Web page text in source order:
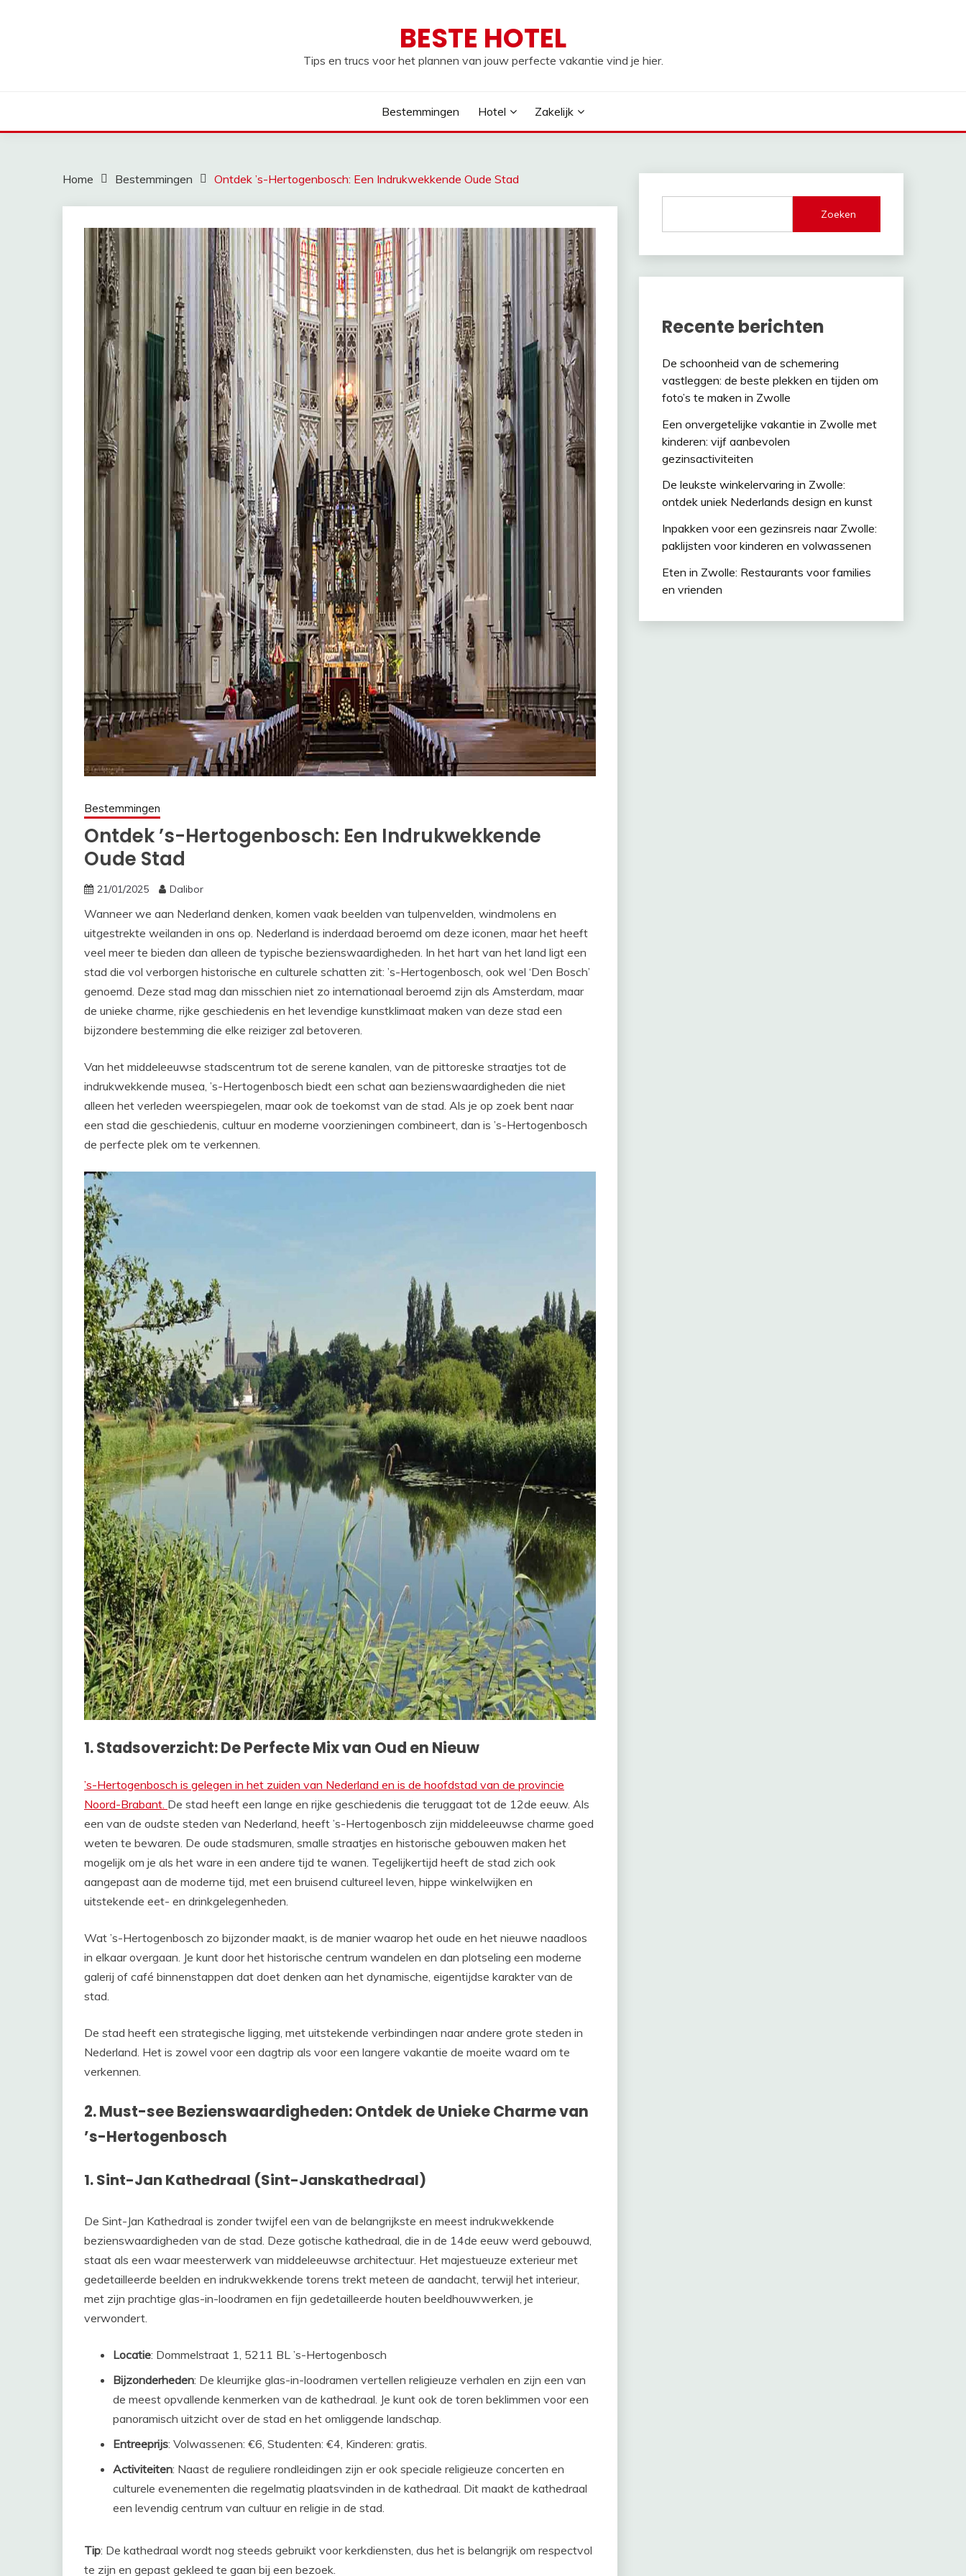
BESTE HOTEL
Tips en trucs voor het plannen van jouw perfecte vakantie vind je hier.
Bestemmingen Hotel Zakelijk
Home Bestemmingen Ontdek ’s-Hertogenbosch: Een Indrukwekkende Oude Stad
Bestemmingen
Ontdek ’s-Hertogenbosch: Een Indrukwekkende
Oude Stad
21/01/2025 Dalibor
Wanneer we aan Nederland denken, komen vaak beelden van tulpenvelden, windmolens en
uitgestrekte weilanden in ons op. Nederland is inderdaad beroemd om deze iconen, maar het heeft
veel meer te bieden dan alleen de typische bezienswaardigheden. In het hart van het land ligt een
stad die vol verborgen historische en culturele schatten zit: ’s-Hertogenbosch, ook wel ‘Den Bosch’
genoemd. Deze stad mag dan misschien niet zo internationaal beroemd zijn als Amsterdam, maar
de unieke charme, rijke geschiedenis en het levendige kunstklimaat maken van deze stad een
bijzondere bestemming die elke reiziger zal betoveren.
Van het middeleeuwse stadscentrum tot de serene kanalen, van de pittoreske straatjes tot de
indrukwekkende musea, ’s-Hertogenbosch biedt een schat aan bezienswaardigheden die niet
alleen het verleden weerspiegelen, maar ook de toekomst van de stad. Als je op zoek bent naar
een stad die geschiedenis, cultuur en moderne voorzieningen combineert, dan is ’s-Hertogenbosch
de perfecte plek om te verkennen.
1. Stadsoverzicht: De Perfecte Mix van Oud en Nieuw
’s-Hertogenbosch is gelegen in het zuiden van Nederland en is de hoofdstad van de provincie
Noord-Brabant. De stad heeft een lange en rijke geschiedenis die teruggaat tot de 12de eeuw. Als
een van de oudste steden van Nederland, heeft ’s-Hertogenbosch zijn middeleeuwse charme goed
weten te bewaren. De oude stadsmuren, smalle straatjes en historische gebouwen maken het
mogelijk om je als het ware in een andere tijd te wanen. Tegelijkertijd heeft de stad zich ook
aangepast aan de moderne tijd, met een bruisend cultureel leven, hippe winkelwijken en
uitstekende eet- en drinkgelegenheden.
Wat ’s-Hertogenbosch zo bijzonder maakt, is de manier waarop het oude en het nieuwe naadloos
in elkaar overgaan. Je kunt door het historische centrum wandelen en dan plotseling een moderne
galerij of café binnenstappen dat doet denken aan het dynamische, eigentijdse karakter van de
stad.
De stad heeft een strategische ligging, met uitstekende verbindingen naar andere grote steden in
Nederland. Het is zowel voor een dagtrip als voor een langere vakantie de moeite waard om te
verkennen.
2. Must-see Bezienswaardigheden: Ontdek de Unieke Charme van
’s-Hertogenbosch
1. Sint-Jan Kathedraal (Sint-Janskathedraal)
De Sint-Jan Kathedraal is zonder twijfel een van de belangrijkste en meest indrukwekkende
bezienswaardigheden van de stad. Deze gotische kathedraal, die in de 14de eeuw werd gebouwd,
staat als een waar meesterwerk van middeleeuwse architectuur. Het majestueuze exterieur met
gedetailleerde beelden en indrukwekkende torens trekt meteen de aandacht, terwijl het interieur,
met zijn prachtige glas-in-loodramen en fijn gedetailleerde houten beeldhouwwerken, je
verwondert.
Locatie: Dommelstraat 1, 5211 BL ’s-Hertogenbosch
Bijzonderheden: De kleurrijke glas-in-loodramen vertellen religieuze verhalen en zijn een van
de meest opvallende kenmerken van de kathedraal. Je kunt ook de toren beklimmen voor een
panoramisch uitzicht over de stad en het omliggende landschap.
Entreeprijs: Volwassenen: €6, Studenten: €4, Kinderen: gratis.
Activiteiten: Naast de reguliere rondleidingen zijn er ook speciale religieuze concerten en
culturele evenementen die regelmatig plaatsvinden in de kathedraal. Dit maakt de kathedraal
een levendig centrum van cultuur en religie in de stad.
Tip: De kathedraal wordt nog steeds gebruikt voor kerkdiensten, dus het is belangrijk om respectvol
te zijn en gepast gekleed te gaan bij een bezoek.
Zoeken
Recente berichten
De schoonheid van de schemering
vastleggen: de beste plekken en tijden om
foto’s te maken in Zwolle
Een onvergetelijke vakantie in Zwolle met
kinderen: vijf aanbevolen
gezinsactiviteiten
De leukste winkelervaring in Zwolle:
ontdek uniek Nederlands design en kunst
Inpakken voor een gezinsreis naar Zwolle:
paklijsten voor kinderen en volwassenen
Eten in Zwolle: Restaurants voor families
en vrienden